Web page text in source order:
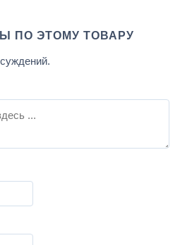
ПО ЭТОМУ ТОВАРУ